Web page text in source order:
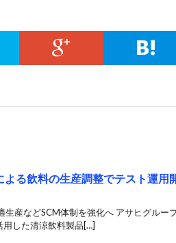
よる飲料の生産調整でテスト運用
生産などSCM体制を強化へ アサヒグル
用した清涼飲料製品[…]